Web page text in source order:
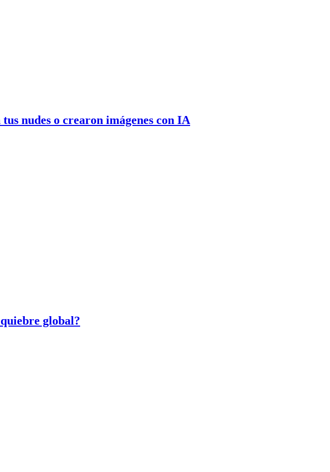
nudes o crearon imágenes con IA
global?